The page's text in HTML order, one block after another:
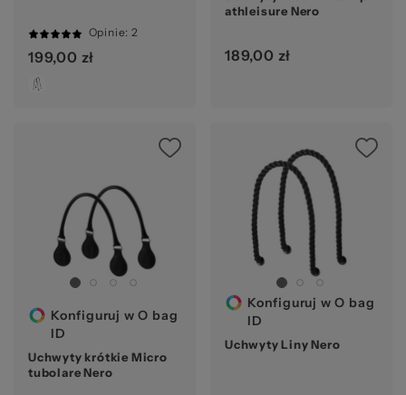
100%
Opinie: 2
199,00 zł
athleisure Nero
189,00 zł
Konfiguruj w O bag
ID
Uchwyty krótkie Micro
tubolare Nero
Konfiguruj w O bag
ID
Uchwyty Liny Nero
Ocena: